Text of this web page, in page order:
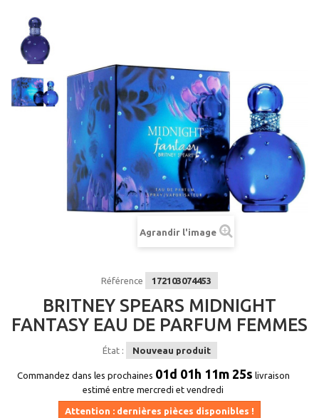
Agrandir l'image
Référence 172103074453
BRITNEY SPEARS MIDNIGHT
FANTASY EAU DE PARFUM FEMMES
État : Nouveau produit
Commandez dans les prochaines 01d 01h 11m 24s livraison
estimé entre mercredi et vendredi
Attention : dernières pièces disponibles !